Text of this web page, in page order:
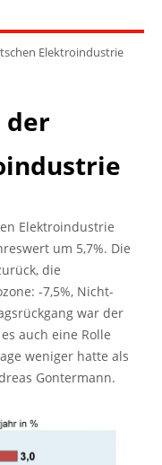
Elektroindustrie
der
Elektroindustrie
um 5,7%. Die
die
-7,5%, Nicht-
war der
auch eine Rolle
weniger hatte als
Gontermann.